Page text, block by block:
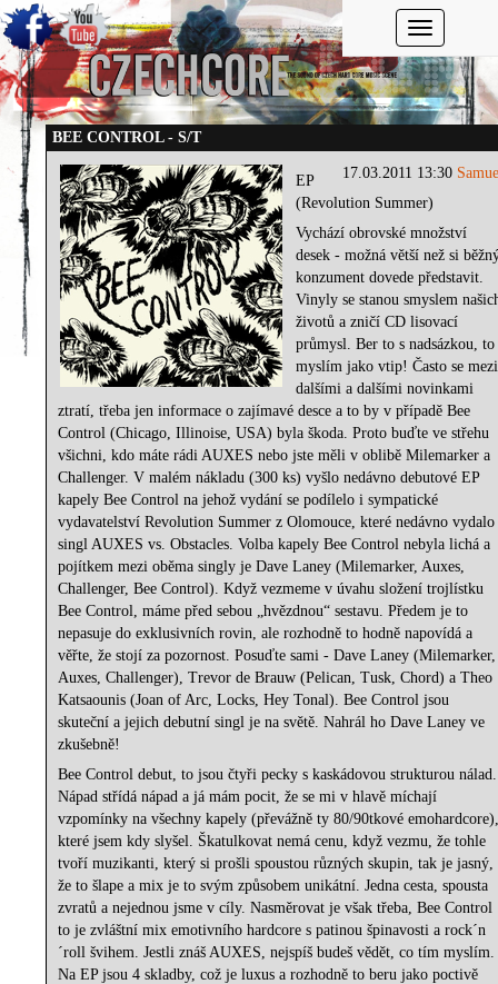
Toggle
BEE CONTROL - S/T
17.03.2011 13:30
EP
(Revolution Summer)
Vychází obrovské množství
desek - možná větší než si
konzument dovede představit.
Vinyly se stanou smyslem
životů a zničí CD lisovací
průmysl. Ber to s nadsázkou, to
myslím jako vtip! Často se mezi
dalšími a dalšími novinkami
ztratí, třeba jen informace o zajímavé desce a to by v případě Bee
Control (Chicago, Illinoise, USA) byla škoda. Proto buďte ve střehu
všichni, kdo máte rádi AUXES nebo jste měli v oblibě Milemarker a
Challenger. V malém nákladu (300 ks) vyšlo nedávno debutové EP
kapely Bee Control na jehož vydání se podílelo i sympatické
vydavatelství Revolution Summer z Olomouce, které nedávno vydalo
singl AUXES vs. Obstacles. Volba kapely Bee Control nebyla lichá a
pojítkem mezi oběma singly je Dave Laney (Milemarker, Auxes,
Challenger, Bee Control). Když vezmeme v úvahu složení trojlístku
Bee Control, máme před sebou „hvězdnou“ sestavu. Předem je to
nepasuje do exklusivních rovin, ale rozhodně to hodně napovídá a
věřte, že stojí za pozornost. Posuďte sami - Dave Laney (Milemarker,
Auxes, Challenger), Trevor de Brauw (Pelican, Tusk, Chord) a Theo
Katsaounis (Joan of Arc, Locks, Hey Tonal). Bee Control jsou
skuteční a jejich debutní singl je na světě. Nahrál ho Dave Laney ve
zkušebně!
Bee Control debut, to jsou čtyři pecky s kaskádovou strukturou nálad.
Nápad střídá nápad a já mám pocit, že se mi v hlavě míchají
vzpomínky na všechny kapely (převážně ty 80/90tkové
které jsem kdy slyšel. Škatulkovat nemá cenu, když vezmu, že tohle
tvoří muzikanti, který si prošli spoustou různých skupin, tak je jasný,
že to šlape a mix je to svým způsobem unikátní. Jedna cesta, spousta
zvratů a nejednou jsme v cíly. Nasměrovat je však třeba, Bee Control
to je zvláštní mix emotivního hardcore s patinou špinavosti a rock´n
´roll švihem. Jestli znáš AUXES, nejspíš budeš vědět, co tím myslím.
Na EP jsou 4 skladby, což je luxus a rozhodně to beru jako poctivě